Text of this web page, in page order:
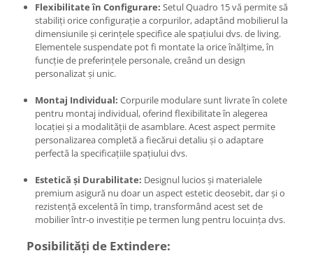
Flexibilitate în Configurare: Setul Quadro 15 vă permite să
stabiliți orice configurație a corpurilor, adaptând mobilierul la
dimensiunile și cerințele specifice ale spațiului dvs. de living.
Elementele suspendate pot fi montate la orice înălțime, în
funcție de preferințele personale, creând un design
personalizat și unic.
Montaj Individual: Corpurile modulare sunt livrate în colete
pentru montaj individual, oferind flexibilitate în alegerea
locației și a modalității de asamblare. Acest aspect permite
personalizarea completă a fiecărui detaliu și o adaptare
perfectă la specificațiile spațiului dvs.
Estetică și Durabilitate: Designul lucios și materialele
premium asigură nu doar un aspect estetic deosebit, dar și o
rezistență excelentă în timp, transformând acest set de
mobilier într-o investiție pe termen lung pentru locuința dvs.
Posibilități de Extindere: